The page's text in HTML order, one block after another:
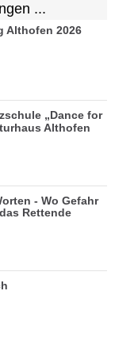
...
Althofen 2026
„Dance for
Althofen
- Wo Gefahr
Rettende